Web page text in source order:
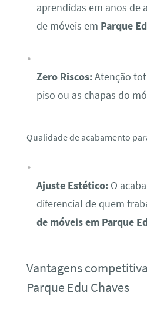
aprendidas em anos de
de móveis em Parque
Zero Riscos:Atenção
piso ou as chapas do
Qualidade de acabamento
Ajuste Estético:O
diferencial de quem
de móveis em Parque
Vantagens
Parque Edu Chaves